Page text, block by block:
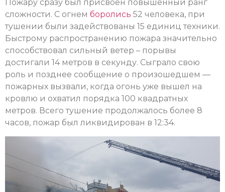
Пожару сразу был присвоен повышенный ранг
сложности. С огнем боролись 52 человека, при
тушении были задействованы 15 единиц техники.
Быстрому распространению пожара значительно
способствовал сильный ветер – порывы
достигали 14 метров в секунду. Сыграло свою
роль и позднее сообщение о произошедшем —
пожарных вызвали, когда огонь уже вышел на
кровлю и охватил порядка 100 квадратных
метров. Всего тушение продолжалось более 8
часов, пожар был ликвидирован в 12:34.